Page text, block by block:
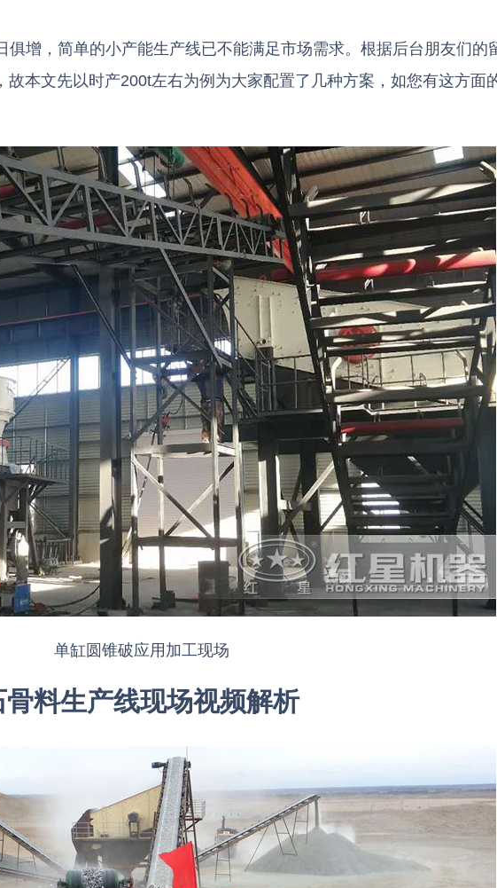
俱增，简单的小产能生产线已不能满足市场需求。根据后台朋友们的
故本文先以时产200t左右为例为大家配置了几种方案，如您有这方面
单缸圆锥破应用加工现场
料生产线现场视频解析